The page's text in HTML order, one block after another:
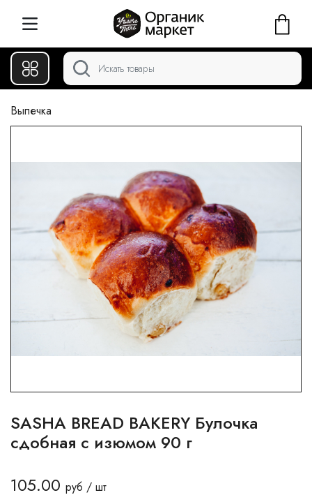
Выпечка
SASHA BREAD BAKERY Булочка
сдобная с изюмом 90 г
105.00 руб / шт